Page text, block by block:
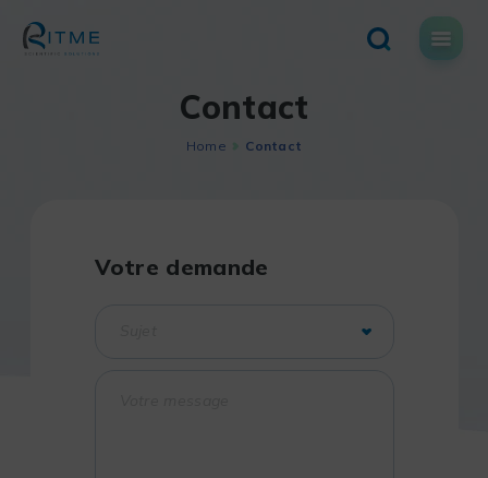
content
Contact
Home Contact
Votre demande